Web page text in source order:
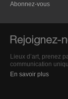
Abonnez-vous
Lieux d’art, prenez
communication
En savoir plus